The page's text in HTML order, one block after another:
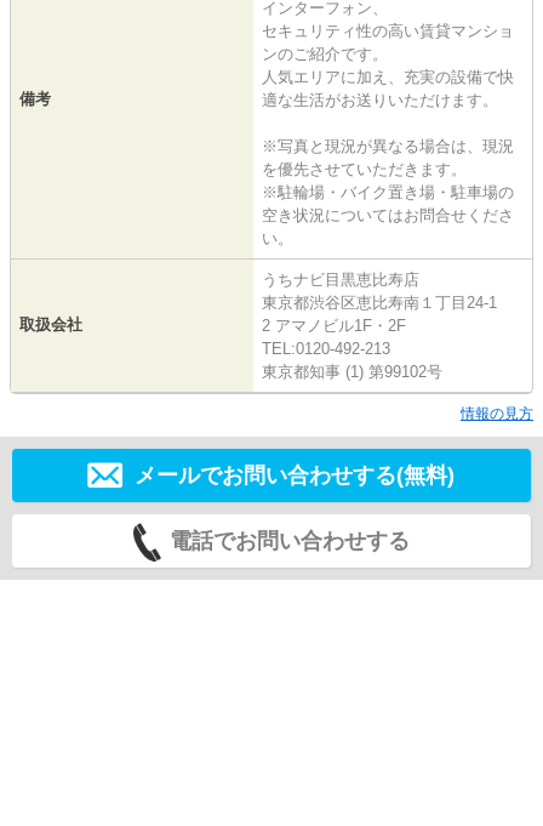
備考
インターフォン、
セキュリティ性の高い賃貸マンショ
ンのご紹介です。
人気エリアに加え、充実の設備で快
適な生活がお送りいただけます。
※写真と現況が異なる場合は、現況
を優先させていただきます。
※駐輪場・バイク置き場・駐車場の
空き状況についてはお問合せくださ
い。
取扱会社
うちナビ目黒恵比寿店
東京都渋谷区恵比寿南１丁目24-1
2 アマノビル1F・2F
TEL:0120-492-213
東京都知事 (1) 第99102号
情報の見方
メールでお問い合わせする(無料)
電話でお問い合わせする